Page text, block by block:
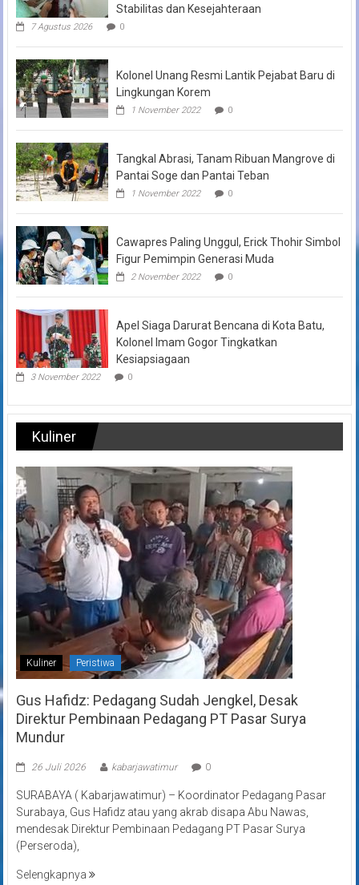
Stabilitas dan Kesejahteraan
7 Agustus 2026 0
Kolonel Unang Resmi Lantik Pejabat Baru di
Lingkungan Korem
1 November 2022 0
Tangkal Abrasi, Tanam Ribuan Mangrove di
Pantai Soge dan Pantai Teban
1 November 2022 0
Cawapres Paling Unggul, Erick Thohir Simbol
Figur Pemimpin Generasi Muda
2 November 2022 0
Apel Siaga Darurat Bencana di Kota Batu,
Kolonel Imam Gogor Tingkatkan
Kesiapsiagaan
3 November 2022 0
Kuliner
Kuliner Peristiwa
Gus Hafidz: Pedagang Sudah Jengkel, Desak
Direktur Pembinaan Pedagang PT Pasar Surya
Mundur
26 Juli 2026 kabarjawatimur 0
SURABAYA ( Kabarjawatimur) – Koordinator Pedagang Pasar
Surabaya, Gus Hafidz atau yang akrab disapa Abu Nawas,
mendesak Direktur Pembinaan Pedagang PT Pasar Surya
(Perseroda),
Selengkapnya